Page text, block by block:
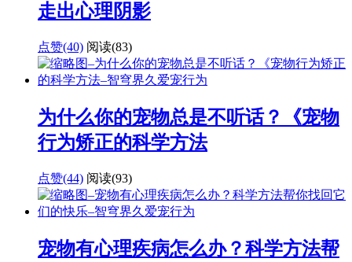
走出心理阴影
点赞(40) 阅读(83)
为什么你的宠物总是不听话？《宠物
行为矫正的科学方法
点赞(44) 阅读(93)
宠物有心理疾病怎么办？科学方法帮